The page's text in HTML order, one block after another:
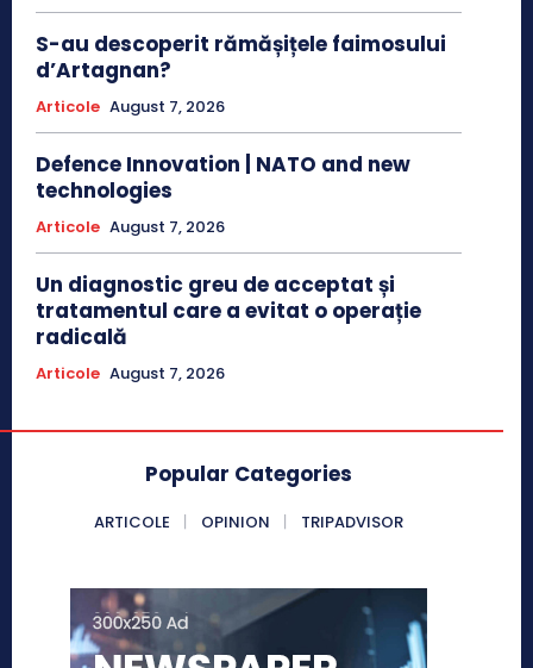
S-au descoperit rămășițele faimosului
d’Artagnan?
Articole August 7, 2026
Defence Innovation | NATO and new
technologies
Articole August 7, 2026
Un diagnostic greu de acceptat și
tratamentul care a evitat o operație
radicală
Articole August 7, 2026
Popular Categories
ARTICOLE OPINION TRIPADVISOR